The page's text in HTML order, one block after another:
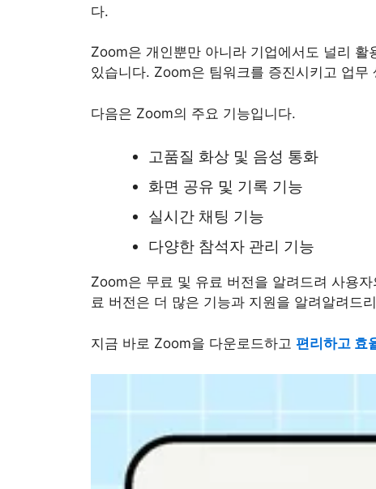
다.
Zoom은 개인뿐만 아니라 기업에서도 널리
있습니다. Zoom은 팀워크를 증진시키고 업
다음은 Zoom의 주요 기능입니다.
고품질 화상 및 음성 통화
화면 공유 및 기록 기능
실시간 채팅 기능
다양한 참석자 관리 기능
Zoom은 무료 및 유료 버전을 알려드려 사용
료 버전은 더 많은 기능과 지원을 알려알려드
지금 바로 Zoom을 다운로드하고 편리하고 효